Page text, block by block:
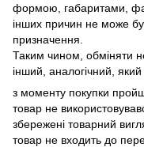
формою, габаритами,
інших причин не може
призначення.
Таким чином, обміняти
інший, аналогічний,
з моменту покупки
товар не
збережені товарний
товар не входить до